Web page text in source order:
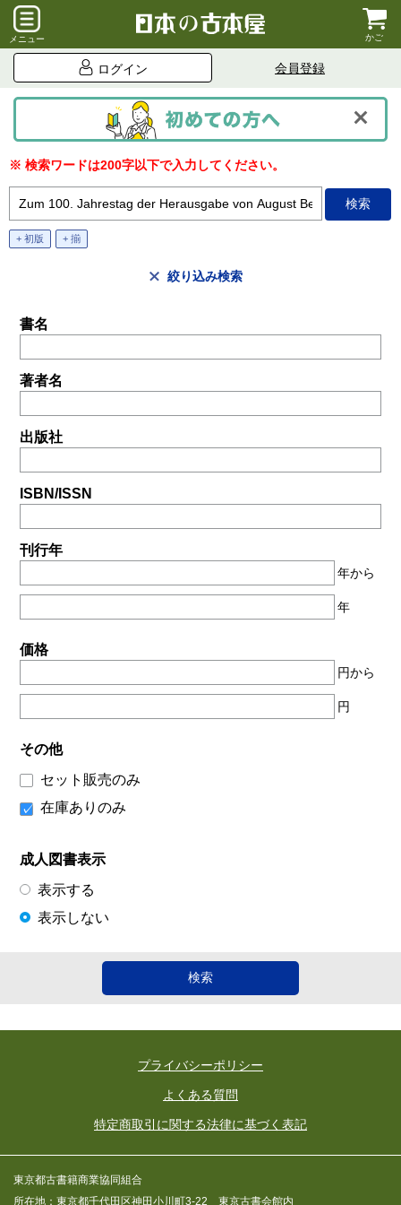
メニュー かご
ログイン 会員登録
※ 検索ワードは200字以下で入力してください。
+ 初版 + 揃
絞り込み検索
書名
著者名
出版社
ISBN/ISSN
刊行年
年から
年
価格
円から
円
その他
セット販売のみ
在庫ありのみ
成人図書表示
表示する
表示しない
プライバシーポリシー
よくある質問
特定商取引に関する法律に基づく表記
東京都古書籍商業協同組合
所在地：東京都千代田区神田小川町3-22 東京古書会館内